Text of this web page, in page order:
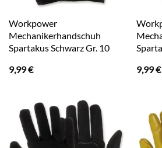
Workpower
Mechanikerhandschuh
Spartakus Schwarz Gr. 10
9,99€
9,99€